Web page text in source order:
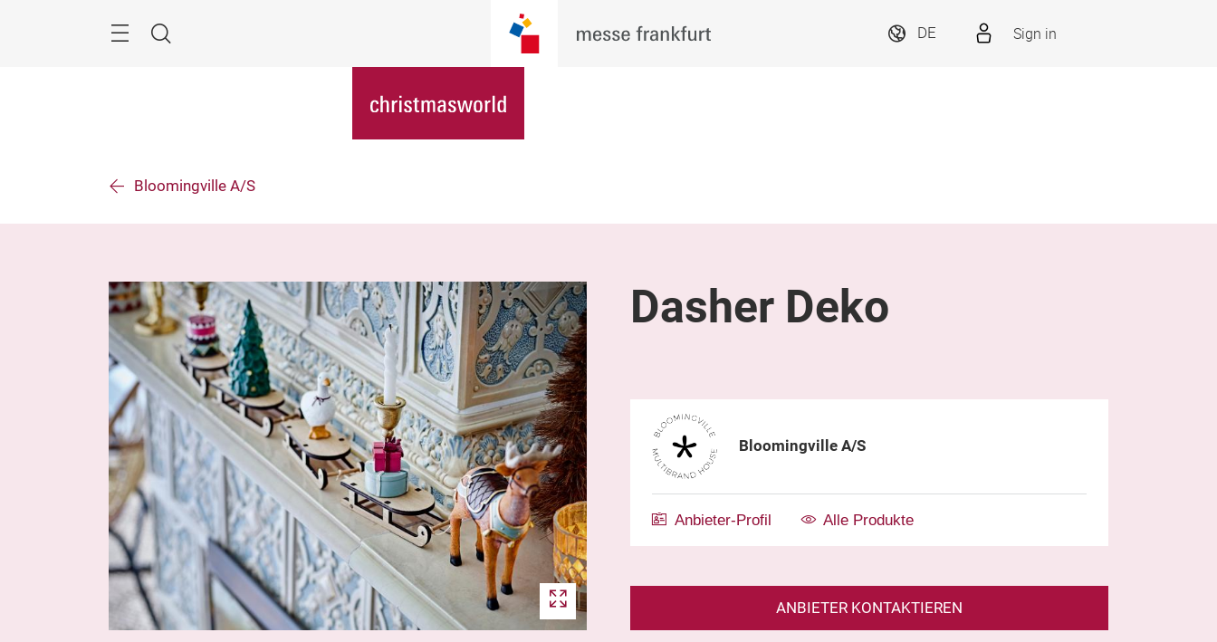
Suche
DE Sign in
Bloomingville A/S
Dasher Deko
Bloomingville A/S
Anbieter-Profil Alle Produkte
ANBIETER KONTAKTIEREN